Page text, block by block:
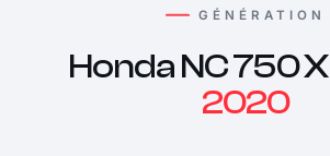
GÉNÉRATION
Honda NC 750 X
2020